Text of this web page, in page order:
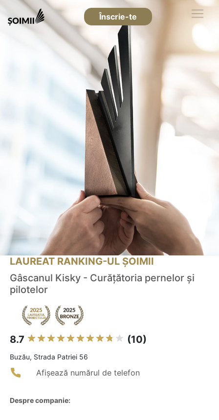
Înscrie-te
LAUREAT RANKING-UL ȘOIMII
Gâscanul Kisky - Curățătoria pernelor și
pilotelor
8.7 (10)
Buzău, Strada Patriei 56
Afișează numărul de telefon
Despre companie: